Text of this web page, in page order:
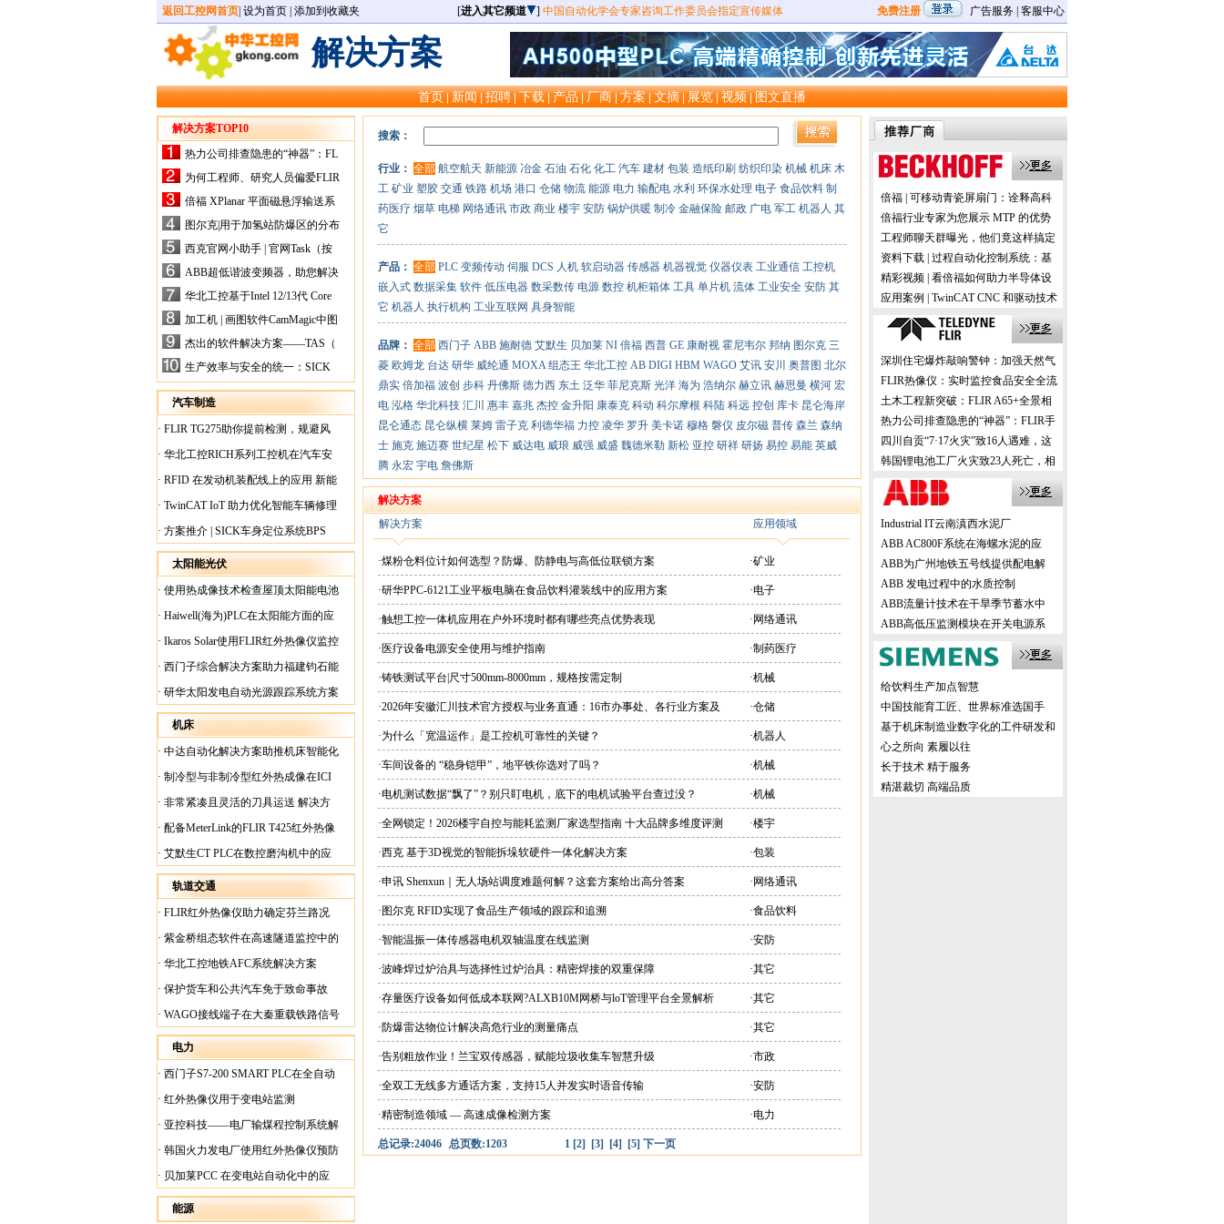
返回工控网首页 设为首页 添加到收藏夹 [进入其它频道 ] 中国自动化学会专家咨询工作委员会指定宣传媒体 免费注册 广告服务 客服中心
解决方案
首页|新闻|招聘|下载|产品|厂商|方案|文摘|展览|视频|图文直播
解决方案TOP10
热力公司排查隐患的“神器”：FL
IR手持式热像仪，高效精准！
为何工程师、研究人员偏爱FLIR
X-HS系列热像仪？精准高效是
关键
倍福 XPlanar 平面磁悬浮输送系
统的创新应用
图尔克|用于加氢站防爆区的分布
式I/O解决方案
西克官网小助手 | 官网Task（按
任务选型）更新预告
ABB超低谐波变频器，助您解决
电气设备运行难题！
华北工控基于Intel 12/13代 Core
的ATX-6159嵌入式主板，推进
机器人市场
加工机 | 画图软件CamMagic中图
层整合的问题
杰出的软件解决方案——TAS（
Turck Automation Suite）
生产效率与安全的统一：SICK
关于机器人技术传感器解决方案
的采访
汽车制造
· FLIR TG275助你提前检测，规避风
险！
· 华北工控RICH系列工控机在汽车安
全检测行业中的应用
· RFID 在发动机装配线上的应用 新能
源汽车爆炸频发？
· TwinCAT IoT 助力优化智能车辆修理
· 方案推介 | SICK车身定位系统BPS
太阳能光伏
· 使用热成像技术检查屋顶太阳能电池
板
· Haiwell(海为)PLC在太阳能方面的应
用
· Ikaros Solar使用FLIR红外热像仪监控
已装太阳能电池板
· 西门子综合解决方案助力福建钧石能
源飞速发展
· 研华太阳发电自动光源跟踪系统方案
机床
· 中达自动化解决方案助推机床智能化
升级
· 制冷型与非制冷型红外热成像在ICI
工厂内完美配合
· 非常紧凑且灵活的刀具运送 解决方
案
· 配备MeterLink的FLIR T425红外热像
仪帮助Medite Europe Ltd加快红外检测
工作速度
· 艾默生CT PLC在数控磨沟机中的应
用
轨道交通
· FLIR红外热像仪助力确定芬兰路况
· 紫金桥组态软件在高速隧道监控中的
应用
· 华北工控地铁AFC系统解决方案
· 保护货车和公共汽车免于致命事故
· WAGO接线端子在大秦重载铁路信号
楼设备中的应用
电力
· 西门子S7-200 SMART PLC在全自动
蓄电池短路内阻检测机上的应用
· 红外热像仪用于变电站监测
· 亚控科技——电厂输煤程控制系统解
决方案
· 韩国火力发电厂使用红外热像仪预防
火灾
· 贝加莱PCC 在变电站自动化中的应
用
能源
搜索：
行业： 全部 航空航天 新能源 冶金 石油 石化 化工 汽车 建材 包装 造纸印刷 纺织印染 机械 机床 木
工 矿业 塑胶 交通 铁路 机场 港口 仓储 物流 能源 电力 输配电 水利 环保水处理 电子 食品饮料 制
药医疗 烟草 电梯 网络通讯 市政 商业 楼宇 安防 锅炉供暖 制冷 金融保险 邮政 广电 军工 机器人 其
它
产品： 全部 PLC 变频传动 伺服 DCS 人机 软启动器 传感器 机器视觉 仪器仪表 工业通信 工控机
嵌入式 数据采集 软件 低压电器 数采数传 电源 数控 机柜箱体 工具 单片机 流体 工业安全 安防 其
它 机器人 执行机构 工业互联网 具身智能
品牌： 全部 西门子 ABB 施耐德 艾默生 贝加莱 NI 倍福 西普 GE 康耐视 霍尼韦尔 邦纳 图尔克 三
菱 欧姆龙 台达 研华 威纶通 MOXA 组态王 华北工控 AB DIGI HBM WAGO 艾讯 安川 奥普图 北尔
鼎实 倍加福 波创 步科 丹佛斯 德力西 东土 泛华 菲尼克斯 光洋 海为 浩纳尔 赫立讯 赫思曼 横河 宏
电 泓格 华北科技 汇川 惠丰 嘉兆 杰控 金升阳 康泰克 科动 科尔摩根 科陆 科远 控创 库卡 昆仑海岸
昆仑通态 昆仑纵横 莱姆 雷子克 利德华福 力控 凌华 罗升 美卡诺 穆格 磐仪 皮尔磁 普传 森兰 森纳
士 施克 施迈赛 世纪星 松下 威达电 威琅 威强 威盛 魏德米勒 新松 亚控 研祥 研扬 易控 易能 英威
腾 永宏 宇电 詹佛斯
解决方案
解决方案
应用领域
·煤粉仓料位计如何选型？防爆、防静电与高低位联锁方案 ·矿业
·研华PPC-6121工业平板电脑在食品饮料灌装线中的应用方案 ·电子
·触想工控一体机应用在户外环境时都有哪些亮点优势表现 ·网络通讯
·医疗设备电源安全使用与维护指南 ·制药医疗
·铸铁测试平台|尺寸500mm-8000mm，规格按需定制 ·机械
·2026年安徽汇川技术官方授权与业务直通：16市办事处、各行业方案及
现货直供平台
·仓储
·为什么「宽温运作」是工控机可靠性的关键？ ·机器人
·车间设备的 “稳身铠甲”，地平铁你选对了吗？ ·机械
·电机测试数据“飘了”？别只盯电机，底下的电机试验平台查过没？ ·机械
·全网锁定！2026楼宇自控与能耗监测厂家选型指南 十大品牌多维度评测 ·楼宇
·西克 基于3D视觉的智能拆垛软硬件一体化解决方案 ·包装
·申讯 Shenxun｜无人场站调度难题何解？这套方案给出高分答案 ·网络通讯
·图尔克 RFID实现了食品生产领域的跟踪和追溯 ·食品饮料
·智能温振一体传感器电机双轴温度在线监测 ·安防
·波峰焊过炉治具与选择性过炉治具：精密焊接的双重保障 ·其它
·存量医疗设备如何低成本联网?ALXB10M网桥与loT管理平台全景解析 ·其它
·防爆雷达物位计解决高危行业的测量痛点 ·其它
·告别粗放作业！兰宝双传感器，赋能垃圾收集车智慧升级 ·市政
·全双工无线多方通话方案，支持15人并发实时语音传输 ·安防
·精密制造领域 — 高速成像检测方案 ·电力
总记录:24046 总页数:1203 1 [2] [3] [4] [5] 下一页
倍福 | 可移动青瓷屏扇门：诠释高科
技与历史的交融
倍福行业专家为您展示 MTP 的优势
及应用
工程师聊天群曝光，他们竟这样搞定
机器视觉！
资料下载 | 过程自动化控制系统：基
于 PC 的控制技术
精彩视频 | 看倍福如何助力半导体设
备的国产化
应用案例 | TwinCAT CNC 和驱动技术
在数控机床加工中的应用
深圳住宅爆炸敲响警钟：加强天然气
预防性检测更安全！
FLIR热像仪：实时监控食品安全全流
程，助力提升消费者信任！
土木工程新突破：FLIR A65+全景相
机，创新方案震撼业界！
热力公司排查隐患的“神器”：FLIR手
持式热像仪，高效精准！
四川自贡“7·17火灾”致16人遇难，这
样的事故该如何有效避免？
韩国锂电池工厂火灾致23人死亡，相
关企业该如何有效避免？
Industrial IT云南滇西水泥厂
ABB AC800F系统在海螺水泥的应
ABB为广州地铁五号线提供配电解
ABB 发电过程中的水质控制
ABB流量计技术在干旱季节蓄水中
ABB高低压监测模块在开关电源系
给饮料生产加点智慧
中国技能育工匠、世界标准选国手
基于机床制造业数字化的工件研发和
生产
心之所向 素履以往
长于技术 精于服务
精湛裁切 高端品质